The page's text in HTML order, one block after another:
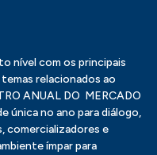
nível com os principais
relacionados ao
ANUAL DO MERCADO
única no ano para diálogo,
comercializadores e
ímpar para